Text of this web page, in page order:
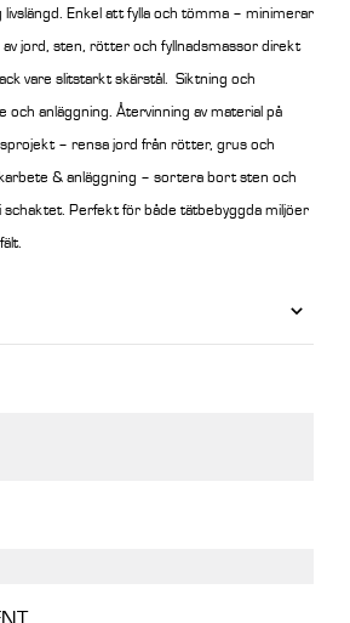
livslängd. Enkel att fylla och tömma – minimerar
av jord, sten, rötter och fyllnadsmassor direkt
vare slitstarkt skärstål. Siktning och
anläggning. Återvinning av material på
– rensa jord från rötter, grus och
& anläggning – sortera bort sten och
Perfekt för både tätbebyggda miljöer